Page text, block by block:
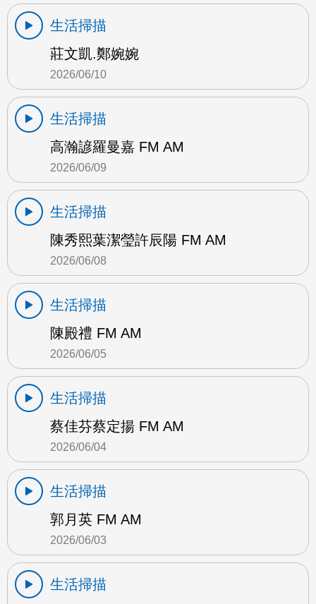
生活掃描
莊文凱.鄭婉婉
2026/06/10
生活掃描
高瀚諺羅曼嘉 FM AM
2026/06/09
生活掃描
陳秀熙葉潔瑩許辰陽 FM AM
2026/06/08
生活掃描
陳殿禮 FM AM
2026/06/05
生活掃描
蔡佳芬蔡定揚 FM AM
2026/06/04
生活掃描
郭月英 FM AM
2026/06/03
生活掃描